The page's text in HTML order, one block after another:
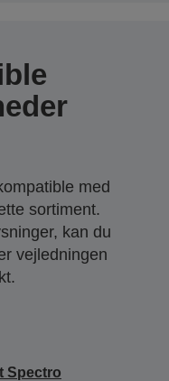
med
sortiment.
kan du
vejledningen
Spectro